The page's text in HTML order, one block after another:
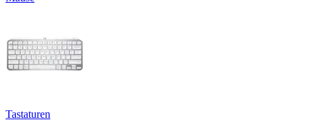
Tastaturen